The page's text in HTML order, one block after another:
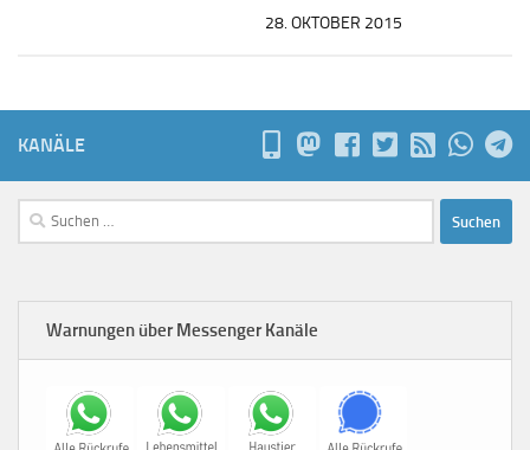
28. OKTOBER 2015
KANÄLE
Suchen
nach:
Warnungen über Messenger Kanäle